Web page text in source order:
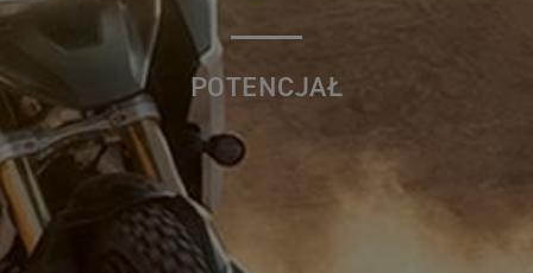
POTENCJAŁ